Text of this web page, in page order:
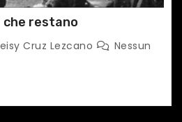
che restano
Cruz Lezcano
Nessun